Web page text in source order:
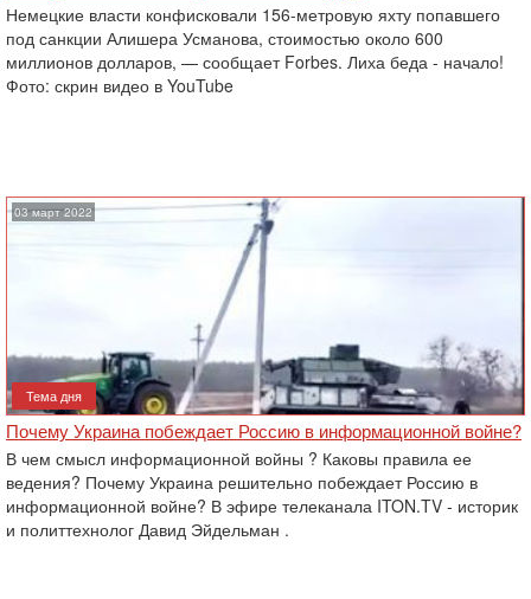
Немецкие власти конфисковали 156-метровую яхту попавшего
под санкции Алишера Усманова, стоимостью около 600
миллионов долларов, — сообщает Forbes. Лиха беда - начало!
Фото: скрин видео в YouTube
03 март 2022
Тема дня
Почему Украина побеждает Россию в информационной войне?
В чем смысл информационной войны ? Каковы правила ее
ведения? Почему Украина решительно побеждает Россию в
информационной войне? В эфире телеканала ITON.TV - историк
и политтехнолог Давид Эйдельман .